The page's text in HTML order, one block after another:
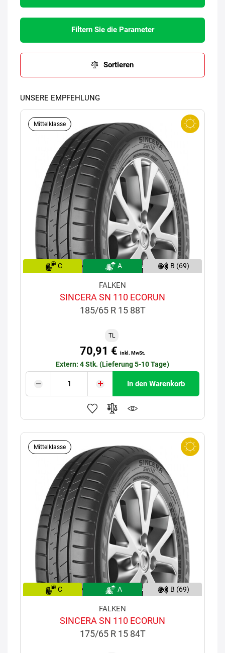
Filtern Sie die Parameter
Sortieren
UNSERE EMPFEHLUNG
Mittelklasse
C A B (69)
FALKEN
SINCERA SN 110 ECORUN
185/65 R 15 88T
TL
70,91 € inkl. MwSt.
Extern: 4 Stk. (Lieferung 5-10 Tage)
In den Warenkorb
Mittelklasse
C A B (69)
FALKEN
SINCERA SN 110 ECORUN
175/65 R 15 84T